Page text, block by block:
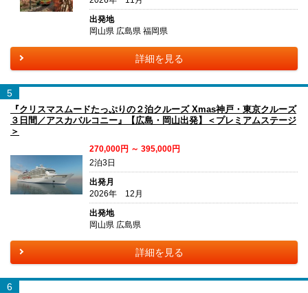
出発地
岡山県 広島県 福岡県
詳細を見る
5
『クリスマスムードたっぷりの２泊クルーズ Xmas神戸・東京クルーズ
３日間／アスカバルコニー』【広島・岡山出発】＜プレミアムステージ
＞
270,000円 ～ 395,000円
2泊3日
出発月
2026年 12月
出発地
岡山県 広島県
詳細を見る
6